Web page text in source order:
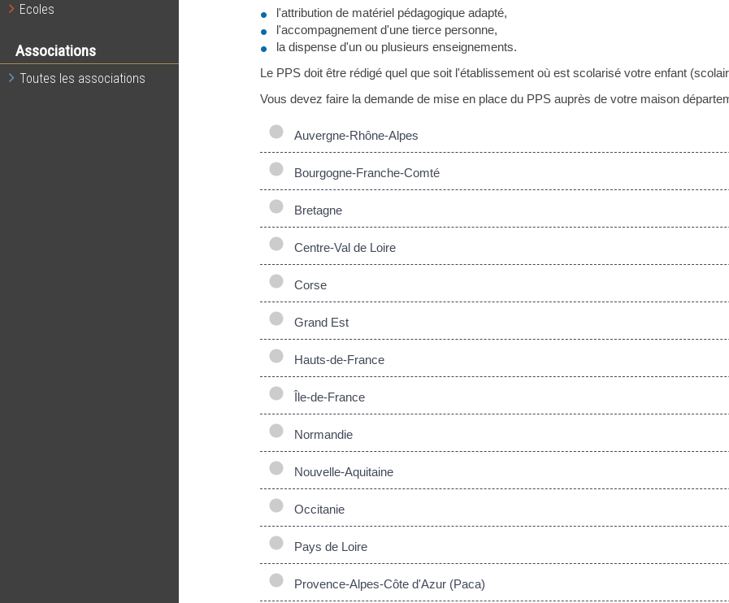
Ecoles
Associations
Toutes les associations
l'attribution de matériel pédagogique adapté,
l'accompagnement d'une tierce personne,
la dispense d'un ou plusieurs enseignements.
Le PPS doit être rédigé quel que soit l'établissement où est scolarisé votre enfant
Vous devez faire la demande de mise en place du PPS auprès de votre maison
Auvergne-Rhône-Alpes
Bourgogne-Franche-Comté
Bretagne
Centre-Val de Loire
Corse
Grand Est
Hauts-de-France
Île-de-France
Normandie
Nouvelle-Aquitaine
Occitanie
Pays de Loire
Provence-Alpes-Côte d'Azur (Paca)